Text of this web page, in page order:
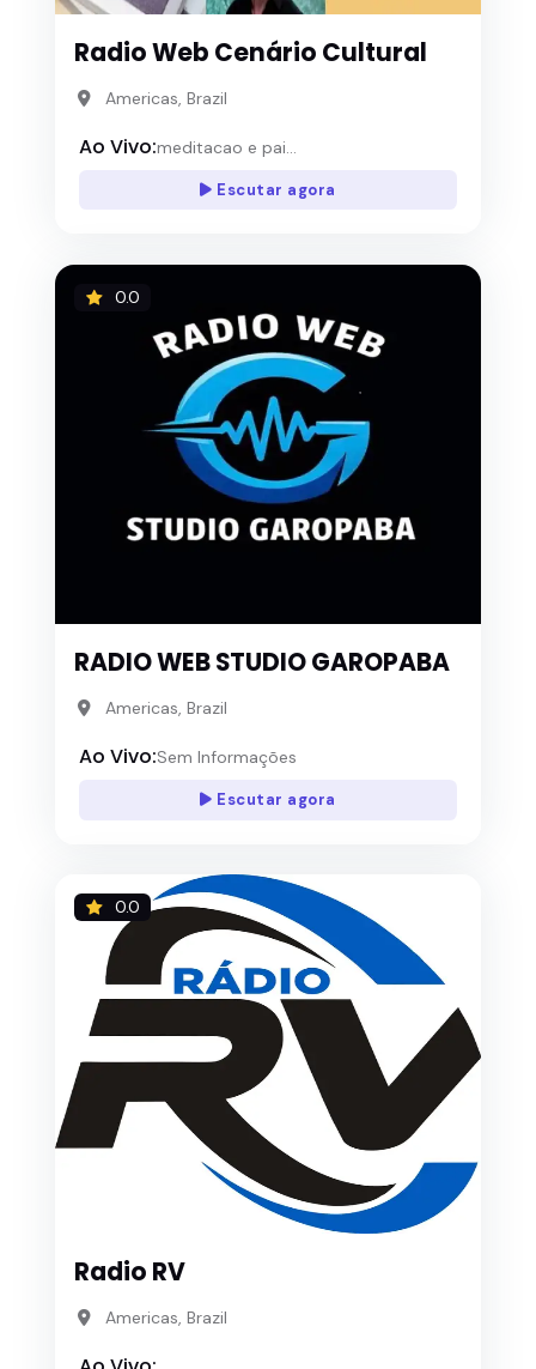
Radio Web Cenário Cultural
Americas, Brazil
Ao Vivo:meditacao e pai...
Escutar agora
0.0
RADIO WEB STUDIO GAROPABA
Americas, Brazil
Ao Vivo:Sem Informações
Escutar agora
0.0
Radio RV
Americas, Brazil